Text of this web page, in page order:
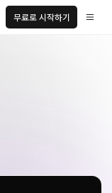
무료로 시작하기